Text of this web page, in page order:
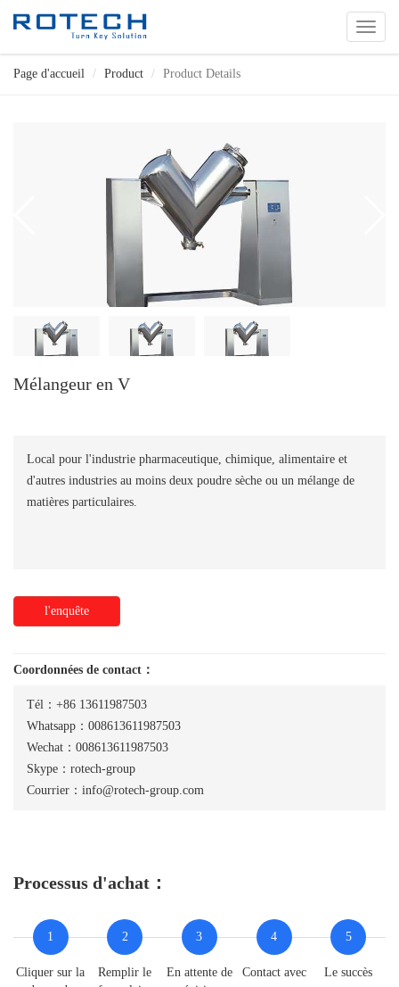
切
换
Page d'accueil Product Product Details
Mélangeur en V
Local pour l'industrie pharmaceutique, chimique, alimentaire et
d'autres industries au moins deux poudre sèche ou un mélange de
matières particulaires.
l'enquête
Coordonnées de contact：
Tél：+86 13611987503
Whatsapp：008613611987503
Wechat：008613611987503
Skype：rotech-group
Courrier：info@rotech-group.com
Processus d'achat：
1
Cliquer sur la
2
Remplir le
3
En attente de
4
Contact avec
5
Le succès